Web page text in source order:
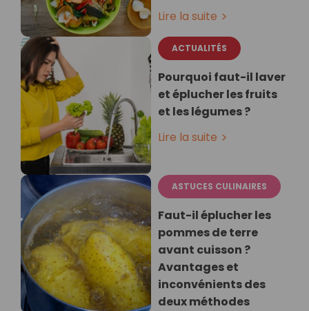
Lire la suite
ACTUALITÉS
Pourquoi faut-il laver
et éplucher les fruits
et les légumes ?
Lire la suite
ASTUCES CULINAIRES
Faut-il éplucher les
pommes de terre
avant cuisson ?
Avantages et
inconvénients des
deux méthodes